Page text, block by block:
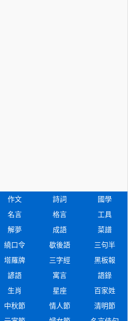
作文 詩詞
國學
名言 格言
工具
解夢 成語
菜譜
繞口令 歇後語
三句半
塔羅牌 三字經
黑板報
諺語 寓言
語錄
生肖 星座
百家姓
中秋節 情人節
清明節